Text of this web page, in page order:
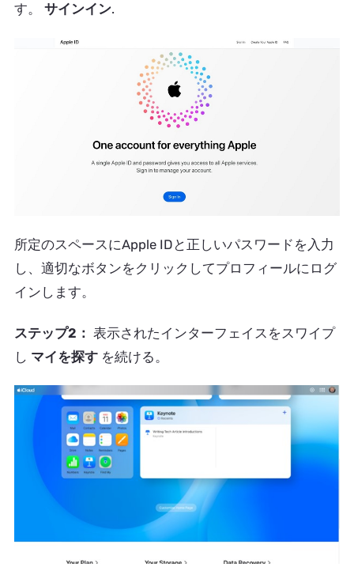
す。 サインイン.
所定のスペースにApple IDと正しいパスワードを入力
し、適切なボタンをクリックしてプロフィールにログ
インします。
ステップ2： 表示されたインターフェイスをスワイプ
し マイを探すを続ける。